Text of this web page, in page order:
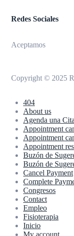
Redes Sociales
Aceptamos
Copyright © 2025
404
About us
Agenda una Cita
Appointment
Appointment
Appointment
Buzón de
Buzón de
Cancel Payment
Complete
Congresos
Contact
Empleo
Fisioterapia
Inicio
My account